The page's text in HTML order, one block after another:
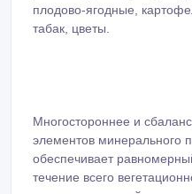
плодово-ягодные,
табак, цветы.
Многостороннее и
элементов минерального
обеспечивает
течение всего